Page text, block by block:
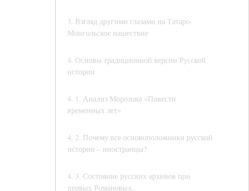
3. Взгляд другими глазами на Татаро-
Монгольское нашествие
4. Основы традиционной версии Русской
истории
4. 1. Анализ Морозова «Повести
временных лет»
4. 2. Почему все основоположники русской
истории – иностранцы?
4. 3. Состояние русских архивов при
первых Романовых.